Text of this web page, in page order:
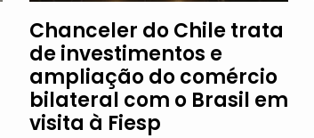
Chanceler do Chile trata
de investimentos e
ampliação do comércio
bilateral com o Brasil em
visita à Fiesp